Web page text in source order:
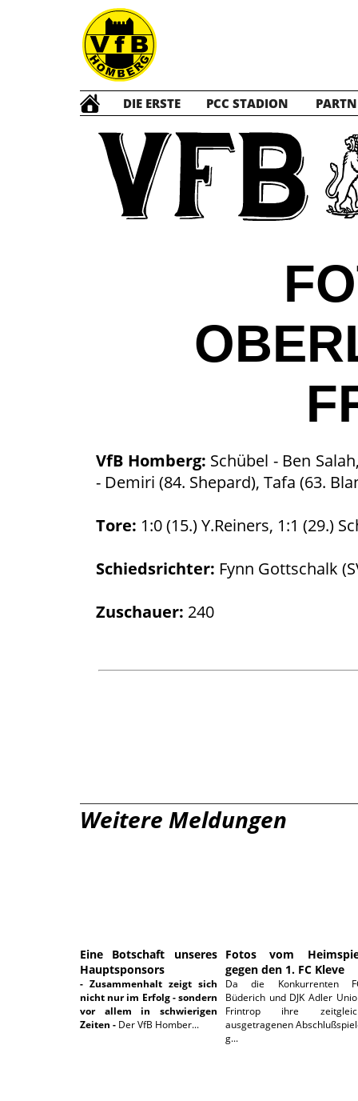
DIE ERSTE PCC STADION
VfB Homberg: Schübel - Ben
- Demiri (84. Shepard), Tafa (63.
Tore: 1:0 (15.) Y.Reiners, 1:1 (29.)
Schiedsrichter: Fynn Gottschalk
Zuschauer: 240
Weitere Meldungen
Eine Botschaft unseres
Hauptsponsors
- Zusammenhalt zeigt sich
nicht nur im Erfolg - sondern
vor allem in schwierigen
Zeiten - Der VfB Homber...
Fotos vom
gegen den 1. FC Kleve
Da die Konkurrenten
Büderich und DJK Adler
Frintrop ihre
ausgetragenen
g...